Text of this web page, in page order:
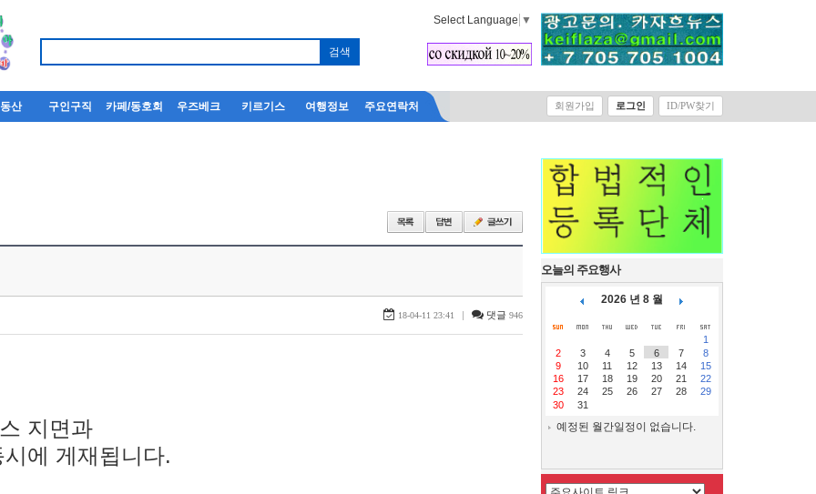
Select Language ▼
산 구인구직 카페/동호회 우즈베크 키르기스 여행정보 주요연락처 회원가입 로그인 ID/PW찾기
18-04-11 23:41 | 댓글 946
지면과
에 게재됩니다.
오늘의 주요행사
2026 년 8 월
1
2
3 4 5 6 7
8
9
10 11 12 13 14
15
16
17 18 19 20 21
22
23
24 25 26 27 28
29
30
31
예정된 월간일정이 없습니다.